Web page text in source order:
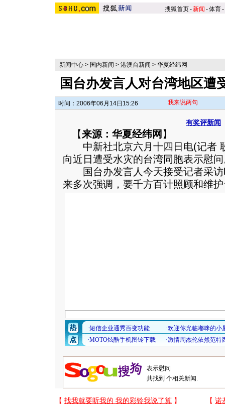
搜狐首页-新闻 -体育-
新闻中心 > 国内新闻 > 港澳台新闻 > 华夏经纬网
国台办发言人对台湾地区遭
时间：2006年06月14日15:26 我来说两句
有奖评新闻
【来源：华夏经纬网 】
中新社北京六月十四日电(记者
向近日遭受水灾的台湾同胞表示慰
国台办发言人今天接受记者采访
来多次强调，要千方百计照顾和维
共找到 个相关新闻.